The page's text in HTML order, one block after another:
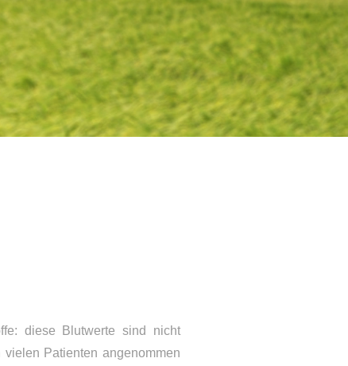
diese Blutwerte sind nicht
vielen Patienten angenommen